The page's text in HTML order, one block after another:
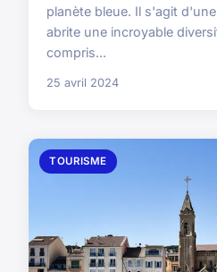
planète bleue. Il s'agit
abrite une incroyable
compris...
25 avril 2024
TOURISME